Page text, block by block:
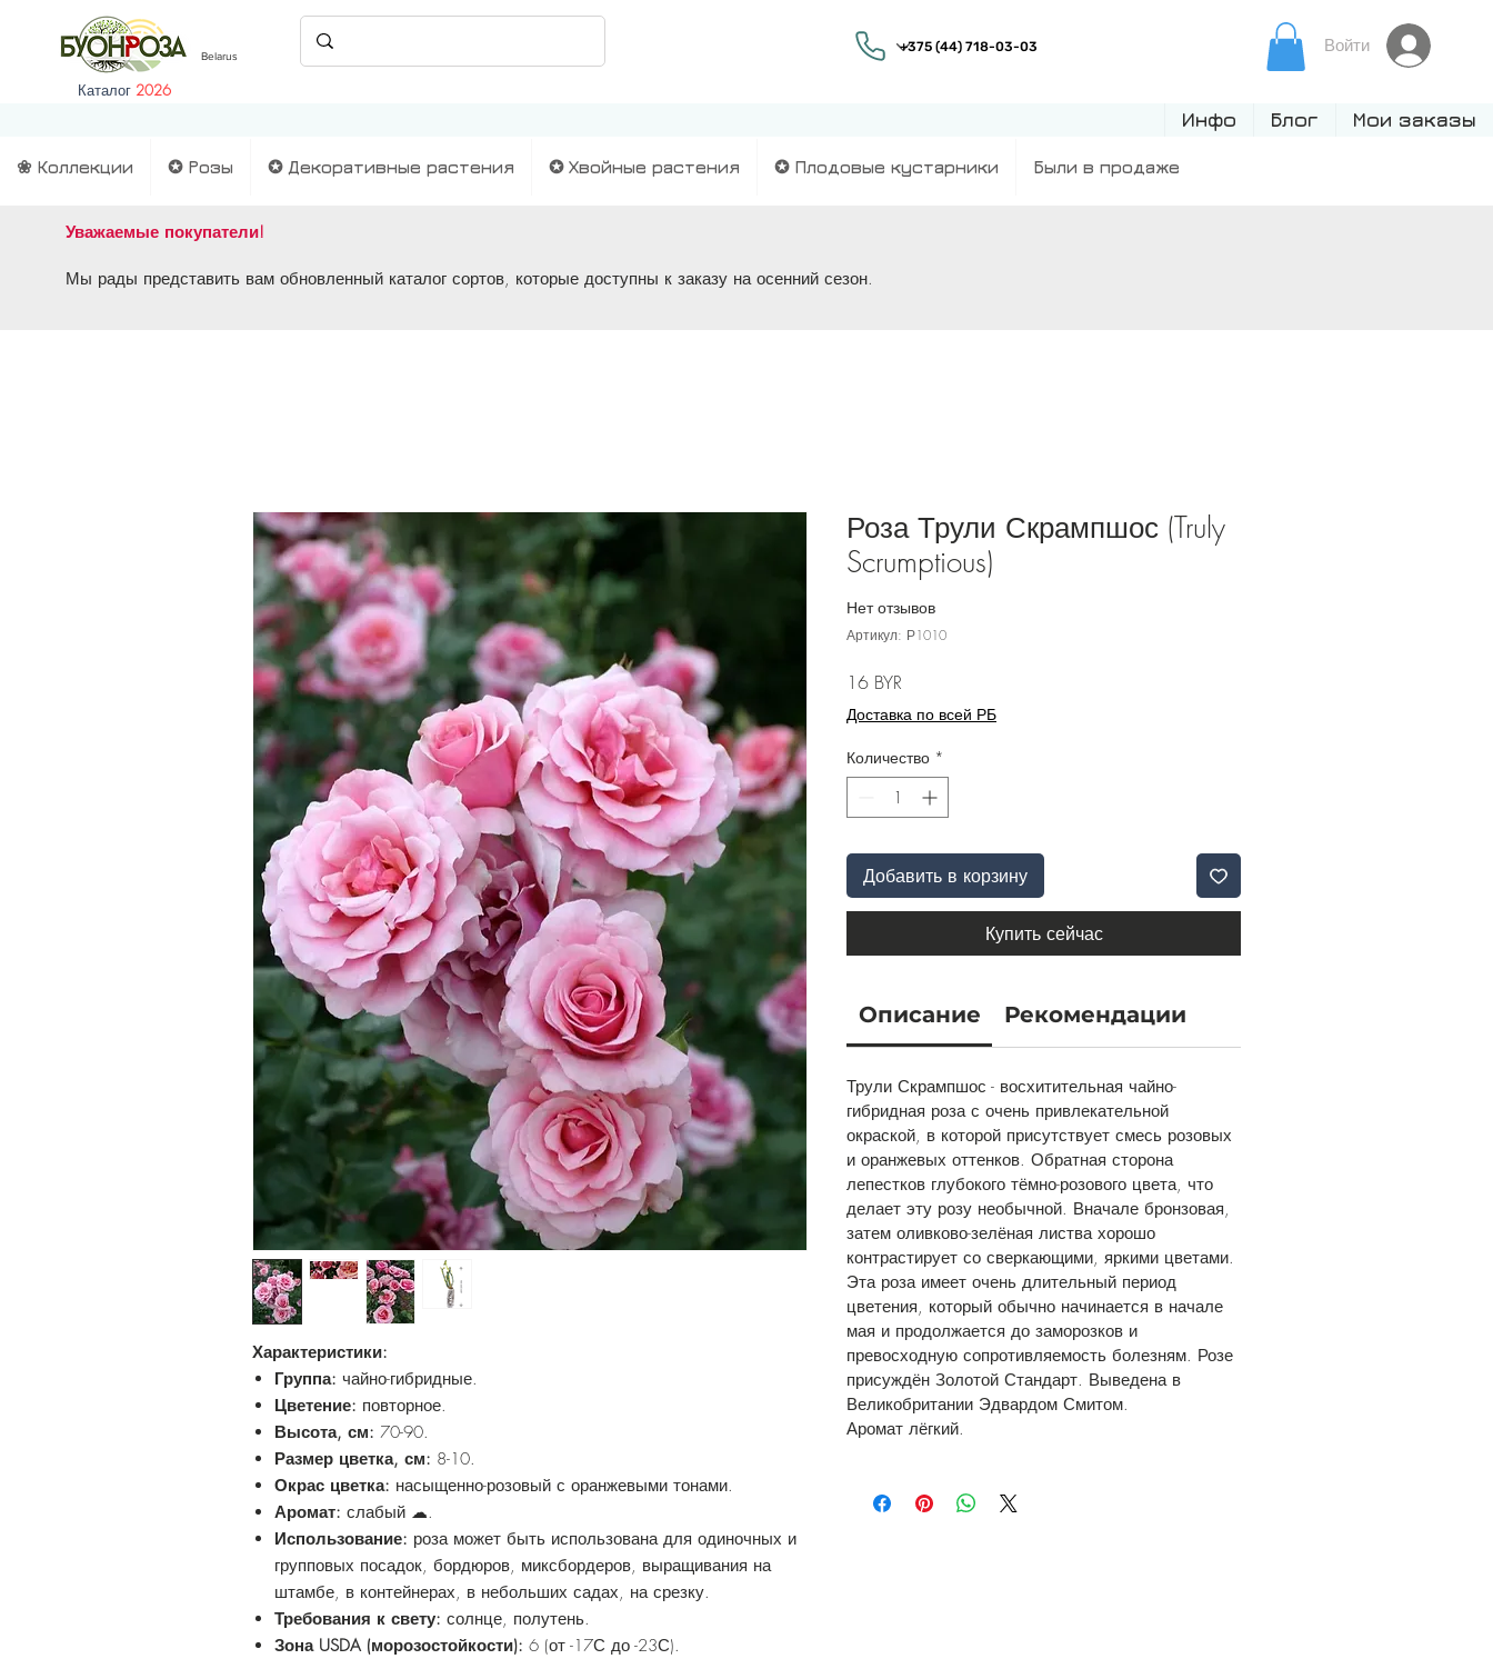
Belarus
Каталог 2026
Войти
Инфо Блог Мои заказы
❀ Коллекции ✪ Розы ✪ Декоративные растения ✪ Хвойные растения ✪ Плодовые кустарники Были в продаже
Уважаемые покупатели!
Мы рады представить вам обновленный каталог сортов, которые доступны к заказу на осенний сезон.
Характеристики:
Группа: чайно-гибридные.
Цветение: повторное.
Высота, см: 70-90.
Размер цветка, см: 8-10.
Окрас цветка: насыщенно-розовый с оранжевыми тонами.
Аромат: слабый ☁.
Использование: роза может быть использована для одиночных и
групповых посадок, бордюров, миксбордеров, выращивания на
штамбе, в контейнерах, в небольших садах, на срезку.
Требования к свету: солнце, полутень.
Зона USDA (морозостойкости): 6 (от -17С до -23С).
Роза Трули Скрампшос (Truly
Scrumptious)
Нет отзывов
Артикул: Р1010
16 BYR
Доставка по всей РБ
Количество *
Добавить в корзину
Купить сейчас
Описание Рекомендации
Трули Скрампшос - восхитительная чайно-
гибридная роза с очень привлекательной
окраской, в которой присутствует смесь розовых
и оранжевых оттенков. Обратная сторона
лепестков глубокого тёмно-розового цвета, что
делает эту розу необычной. Вначале бронзовая,
затем оливково-зелёная листва хорошо
контрастирует со сверкающими, яркими цветами.
Эта роза имеет очень длительный период
цветения, который обычно начинается в начале
мая и продолжается до заморозков и
превосходную сопротивляемость болезням. Розе
присуждён Золотой Стандарт. Выведена в
Великобритании Эдвардом Смитом.
Аромат лёгкий.